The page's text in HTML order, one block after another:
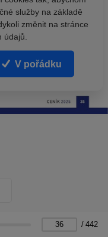
/ 442
služby na základě
změnit na stránce
V pořádku